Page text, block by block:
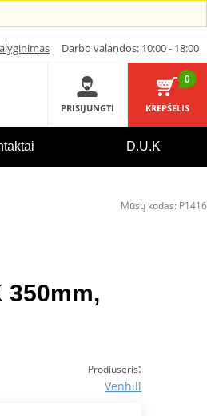
Darbo valandos: 10:00 - 18:00
PRISIJUNGTI
0
KREPŠELIS
D.U.K
350mm,
Prodiuseris:
Venhill
Mūsų kodas: P1416